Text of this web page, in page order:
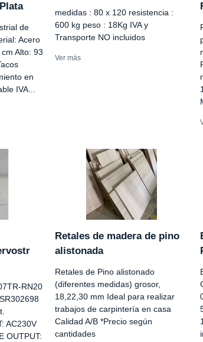
de
Acero
Alto: 93
en
IVA...
medidas : 80 x 120 resistencia :
600 kg peso : 18Kg IVA y
Transporte NO incluidos
Ver más
RN20
AC230V
OUTPUT:
Retales de madera de pino
alistonada
Retales de Pino alistonado
(diferentes medidas) grosor,
18,22,30 mm Ideal para realizar
trabajos de carpintería en casa
Calidad A/B *Precio según
cantidades